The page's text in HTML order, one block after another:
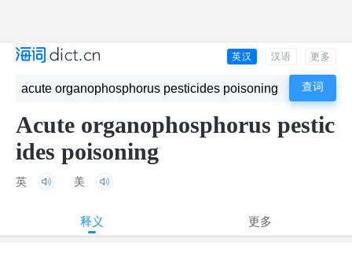
英汉 汉语 更多
Acute organophosphorus pestic
ides poisoning
英 美
释义 更多